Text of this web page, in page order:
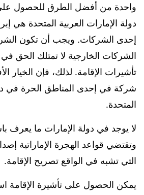
واحدة من أفضل الطرق للحصول
دولة الإمارات العربية المتحدة هي
إحدى الشركات. ويجب أن تكون
الشركات الخارجية لا تمتلك الحق
تأشيرات الإقامة. لذلك، فإن الخيار
شركة في إحدى المناطق الحرة في
المتحدة.
لا يوجد في دولة الإمارات ما يعرف
وتقتضي قواعد الهجرة الإماراتية
التي تشبه في الواقع تصريح الإقامة.
يمكن الحصول على تأشيرة الإقامة